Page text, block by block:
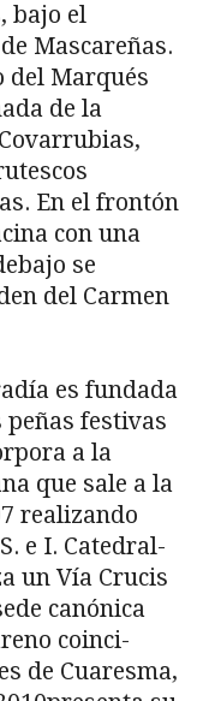
bajo el
Mascareñas.
del Marqués
de la
En el frontón
con una
se
del Carmen
es fundada
peñas festivas
a la
que sale a la
realizando
e I. Catedral-
un Vía Crucis
canónica
coinci­
de Cuaresma,